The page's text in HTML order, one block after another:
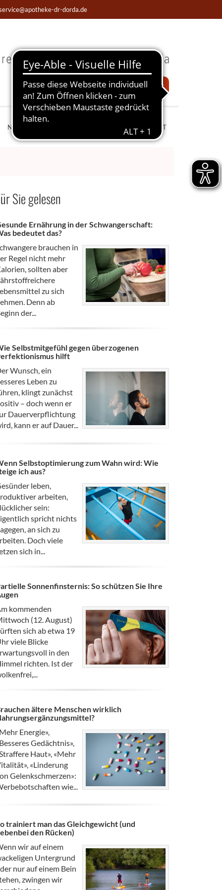
dr-dorda.de
Notdienst
NOTDIENST LIVECHAT
Sie gelesen
Ernährung in der Schwangerschaft:
bedeutet das?
brauchen in
Regel nicht mehr
sollten aber
zu sich
Denn ab
der...
Selbstmitgefühl gegen überzogenen
hilft
Wunsch, ein
Leben zu
klingt zunächst
– doch wenn er
Dauerverpflichtung
kann er auf Dauer...
Selbstoptimierung zum Wahn wird: Wie
ich aus?
leben,
arbeiten,
sein:
spricht nichts
an sich zu
Doch viele
sich in...
Sonnenfinsternis: So schützen Sie Ihre
kommenden
(12. August)
sich ab etwa 19
viele Blicke
in den
richten. Ist der
ältere Menschen wirklich
Energie»,
Gedächtnis»,
Haut», «Mehr
«Linderung
Gelenkschmerzen»:
wie...
trainiert man das Gleichgewicht (und
den Rücken)
wir auf einem
Untergrund
nur auf einem Bein
zwingen wir